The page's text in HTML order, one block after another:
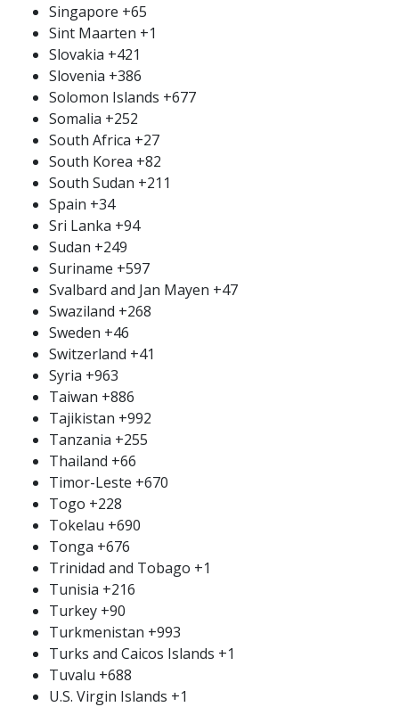
Singapore +65
Sint Maarten +1
Slovakia +421
Slovenia +386
Solomon Islands +677
Somalia +252
South Africa +27
South Korea +82
South Sudan +211
Spain +34
Sri Lanka +94
Sudan +249
Suriname +597
Svalbard and Jan Mayen +47
Swaziland +268
Sweden +46
Switzerland +41
Syria +963
Taiwan +886
Tajikistan +992
Tanzania +255
Thailand +66
Timor-Leste +670
Togo +228
Tokelau +690
Tonga +676
Trinidad and Tobago +1
Tunisia +216
Turkey +90
Turkmenistan +993
Turks and Caicos Islands +1
Tuvalu +688
U.S. Virgin Islands +1